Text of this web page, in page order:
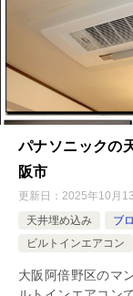
パナソニックの
阪市
更新日： 2025年10月
天井埋め込み
ブ
ビルトインエアコン
大阪阿倍野区のマ